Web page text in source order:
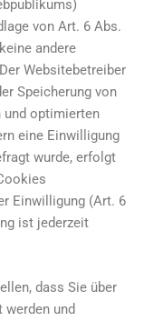
von Art. 6 Abs.
andere
Websitebetreiber
Speicherung von
und optimierten
eine Einwilligung
wurde, erfolgt
Einwilligung (Art. 6
ist jederzeit
dass Sie über
und